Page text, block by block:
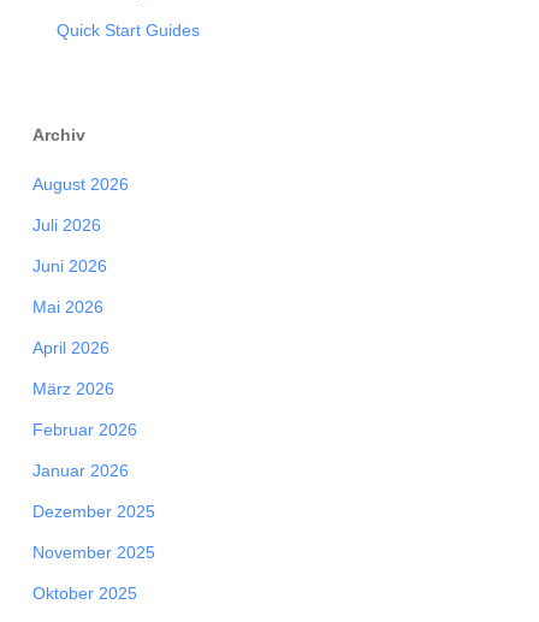
Quick Start Guides
Archiv
August 2026
Juli 2026
Juni 2026
Mai 2026
April 2026
März 2026
Februar 2026
Januar 2026
Dezember 2025
November 2025
Oktober 2025